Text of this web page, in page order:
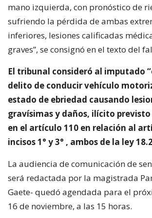
mano izquierda, con pronóstico de
sufriendo la pérdida de ambas
inferiores, lesiones calificadas
graves”, se consignó en el texto del
El tribunal consideró al imputado
delito de conducir vehículo
estado de ebriedad causando
gravísimas y daños, ilícito
en el artículo 110 en relación al
incisos 1° y 3° , ambos de la ley
La audiencia de comunicación de
será redactada por la magistrada
Gaete- quedó agendada para el
16 de noviembre, a las 15 horas.